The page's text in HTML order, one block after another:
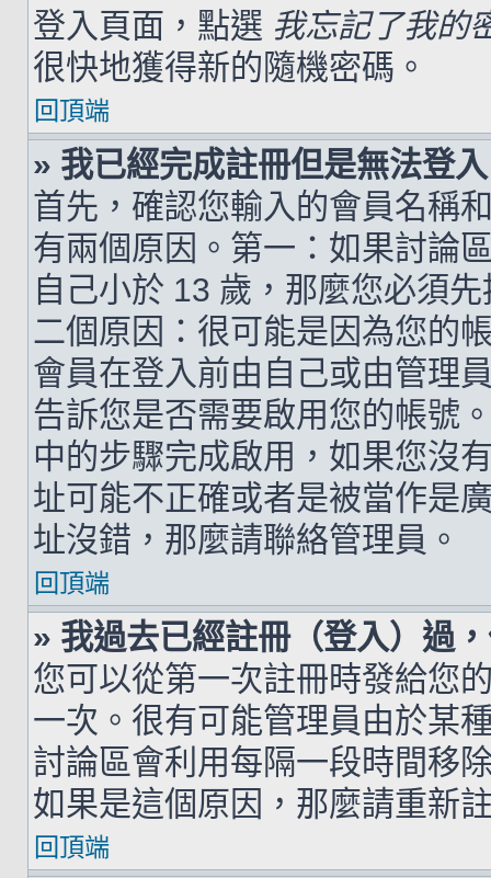
登入頁面，點選 我忘記了我的
很快地獲得新的隨機密碼。
回頂端
» 我已經完成註冊但是無法登
首先，確認您輸入的會員名稱
有兩個原因。第一：如果討論
自己小於 13 歲，那麼您必須
二個原因：很可能是因為您的
會員在登入前由自己或由管理
告訴您是否需要啟用您的帳號
中的步驟完成啟用，如果您沒
址可能不正確或者是被當作是
址沒錯，那麼請聯絡管理員。
回頂端
» 我過去已經註冊（登入）過
您可以從第一次註冊時發給您
一次。很有可能管理員由於某
討論區會利用每隔一段時間移
如果是這個原因，那麼請重新
回頂端